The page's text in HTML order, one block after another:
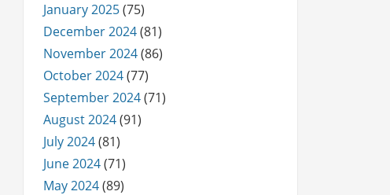
January 2025(75)
December 2024(81)
November 2024(86)
October 2024(77)
September 2024(71)
August 2024(91)
July 2024(81)
June 2024(71)
May 2024(89)